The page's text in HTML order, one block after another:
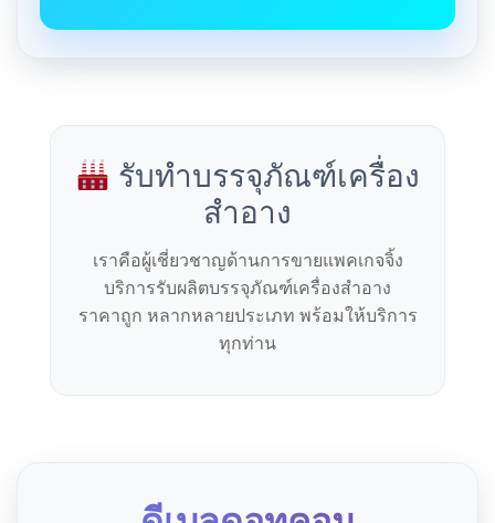
รับทำบรรจุภัณฑ์เครื่อง
สำอาง
เราคือผู้เชี่ยวชาญด้านการขายแพคเกจจิ้ง
บริการรับผลิตบรรจุภัณฑ์เครื่องสำอาง
ราคาถูก หลากหลายประเภท พร้อมให้บริการ
ทุกท่าน